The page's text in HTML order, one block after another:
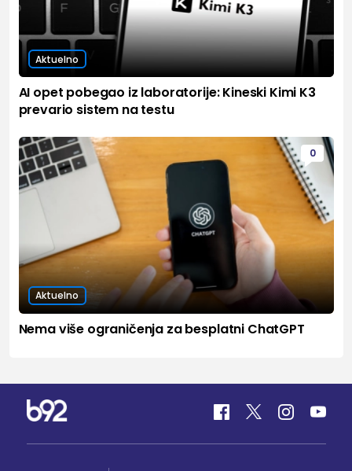
Aktuelno
AI opet pobegao iz laboratorije: Kineski Kimi K3
prevario sistem na testu
0
Aktuelno
Nema više ograničenja za besplatni ChatGPT